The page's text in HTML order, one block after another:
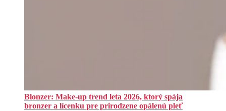
Blonzer: Make-up trend leta 2026, ktorý spája
bronzer a lícenku pre prirodzene opálenú pleť